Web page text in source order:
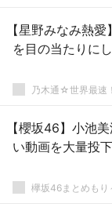
【星野みなみ熱
を目の当たりに
【櫻坂46】小池
い動画を大量投下
欅坂46まとめもり